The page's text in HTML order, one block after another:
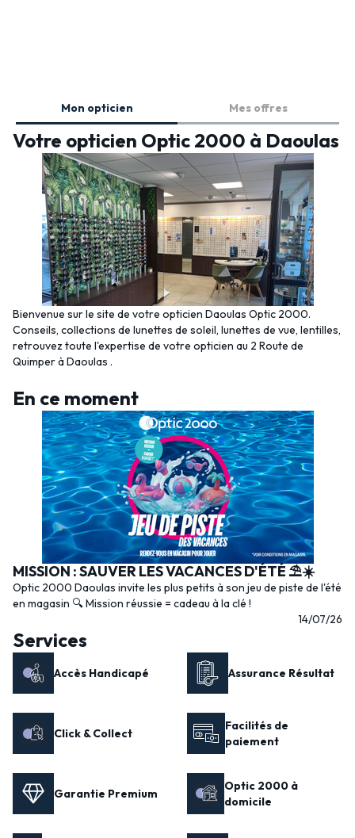
Mon opticien Mes offres
Votre opticien Optic 2000 à Daoulas
Bienvenue sur le site de votre opticien Daoulas Optic 2000.
Conseils, collections de lunettes de soleil, lunettes de vue, lentilles,
retrouvez toute l'expertise de votre opticien au 2 Route de
Quimper à Daoulas .
En ce moment
MISSION : SAUVER LES VACANCES D'ÉTÉ ⛱️☀️
Optic 2000 Daoulas invite les plus petits à son jeu de piste de l'été
en magasin 🔍️ Mission réussie = cadeau à la clé !
14/07/26
Services
Accès Handicapé Assurance Résultat
Click & Collect
Facilités de
paiement
Garantie Premium
Optic 2000 à
domicile